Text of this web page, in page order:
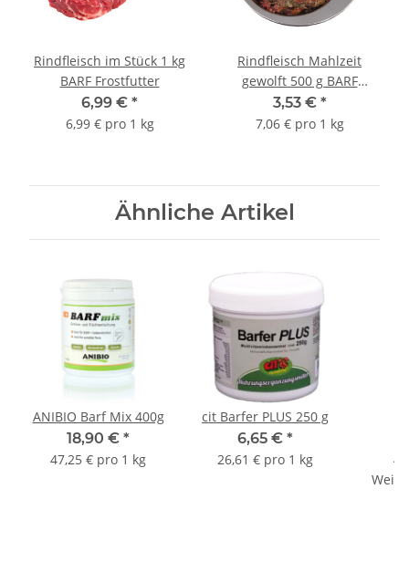
Rindfleisch im Stück 1 kg
BARF Frostfutter
6,99 € *
6,99 € pro 1 kg
Rindfleisch Mahlzeit
gewolft 500 g BARF
Frostfutter
3,53 € *
7,06 € pro 1 kg
Ähnliche Artikel
ANIBIO Barf Mix 400g
18,90 € *
47,25 € pro 1 kg
cit Barfer PLUS 250 g
6,65 € *
26,61 € pro 1 kg